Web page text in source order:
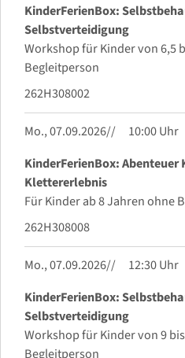
KinderFerienBox:
Selbstverteidigung
Workshop für Kinder von 6,5
Begleitperson
262H308002
Mo., 07.09.2026
10:00 Uhr
KinderFerienBox:
Klettererlebnis
Für Kinder ab 8 Jahren ohne
262H308008
Mo., 07.09.2026
12:30 Uhr
KinderFerienBox:
Selbstverteidigung
Workshop für Kinder von 9
Begleitperson